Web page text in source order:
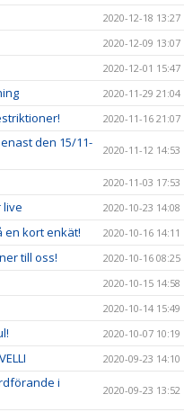
2020-12-18 13:27
2020-12-09 13:07
2020-12-01 15:47
2020-11-29 21:04
2020-11-16 21:07
den 15/11-
2020-11-12 14:53
2020-11-03 17:53
live 2020-10-23 14:08
en kort enkät! 2020-10-16 14:11
till oss! 2020-10-16 08:25
2020-10-15 14:58
2020-10-14 15:49
2020-10-07 10:19
2020-09-23 14:10
i
2020-09-23 13:52